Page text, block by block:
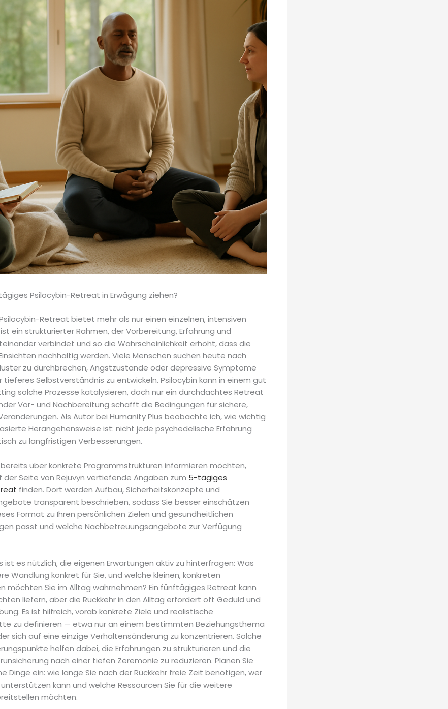
Psilocybin-Retreat in Erwägung ziehen?
Retreat bietet mehr als nur einen einzelnen, intensiven
ein strukturierter Rahmen, der Vorbereitung, Erfahrung und
verbindet und so die Wahrscheinlichkeit erhöht, dass die
nachhaltig werden. Viele Menschen suchen heute nach
zu durchbrechen, Angstzustände oder depressive Symptome
tieferes Selbstverständnis zu entwickeln. Psilocybin kann in einem gut
solche Prozesse katalysieren, doch nur ein durchdachtes Retreat
Vor- und Nachbereitung schafft die Bedingungen für sichere,
Als Autor bei Humanity Plus beobachte ich, wie wichtig
Herangehensweise ist: nicht jede psychedelische Erfahrung
zu langfristigen Verbesserungen.
bereits über konkrete Programmstrukturen informieren möchten,
der Seite von Rejuvyn vertiefende Angaben zum 5-tägiges
finden. Dort werden Aufbau, Sicherheitskonzepte und
transparent beschrieben, sodass Sie besser einschätzen
Format zu Ihren persönlichen Zielen und gesundheitlichen
passt und welche Nachbetreuungsangebote zur Verfügung
ist es nützlich, die eigenen Erwartungen aktiv zu hinterfragen: Was
Wandlung konkret für Sie, und welche kleinen, konkreten
möchten Sie im Alltag wahrnehmen? Ein fünftägiges Retreat kann
liefern, aber die Rückkehr in den Alltag erfordert oft Geduld und
Es ist hilfreich, vorab konkrete Ziele und realistische
zu definieren — etwa nur an einem bestimmten Beziehungsthema
sich auf eine einzige Verhaltensänderung zu konzentrieren. Solche
helfen dabei, die Erfahrungen zu strukturieren und die
nach einer tiefen Zeremonie zu reduzieren. Planen Sie
Dinge ein: wie lange Sie nach der Rückkehr freie Zeit benötigen, wer
kann und welche Ressourcen Sie für die weitere
möchten.